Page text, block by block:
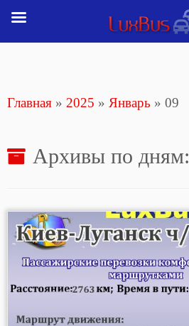
Главная » 2025 » Январь » 09
Архивы по дням: